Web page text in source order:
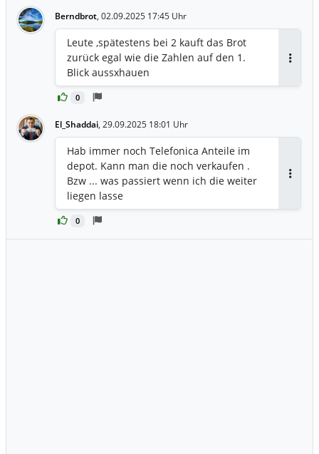
Berndbrot, 02.09.2025 17:45 Uhr
0
Leute ,spätestens bei 2 kauft das Brot
zurück egal wie die Zahlen auf den 1.
Blick aussxhauen
El_Shaddai, 29.09.2025 18:01 Uhr
0
Hab immer noch Telefonica Anteile im
depot. Kann man die noch verkaufen .
Bzw ... was passiert wenn ich die weiter
liegen lasse